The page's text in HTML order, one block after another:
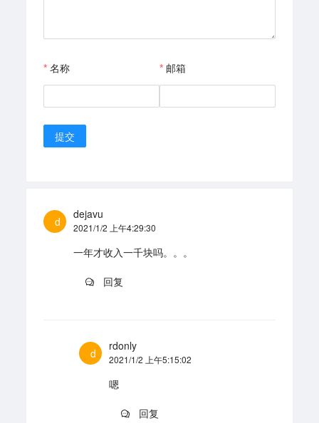
名称 邮箱
提交
d
dejavu
2021/1/2 上午4:29:30
一年才收入一千块吗。。。
回复
d
rdonly
2021/1/2 上午5:15:02
嗯
回复